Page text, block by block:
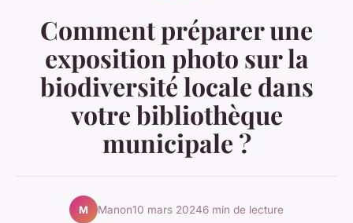
Comment préparer une
exposition photo sur la
biodiversité locale dans
votre bibliothèque
municipale ?
M Manon10 mars 20246 min de lecture